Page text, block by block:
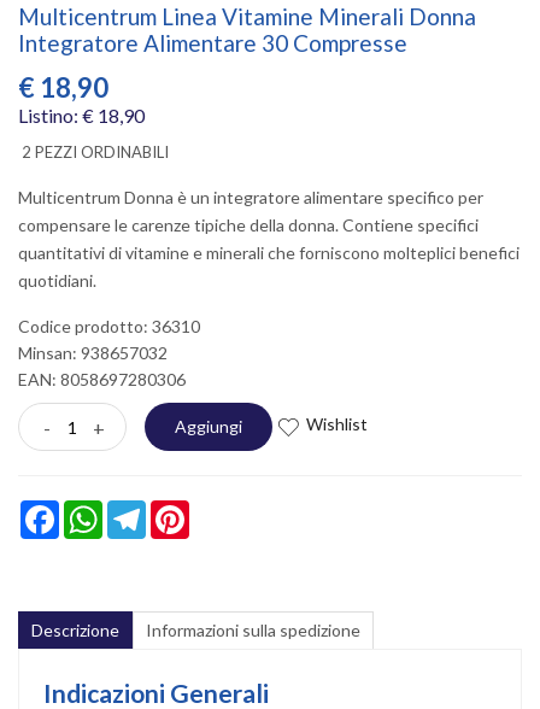
Multicentrum Linea Vitamine Minerali Donna
Integratore Alimentare 30 Compresse
€ 18,90
Listino: € 18,90
2 PEZZI ORDINABILI
Multicentrum Donna è un integratore alimentare specifico per
compensare le carenze tipiche della donna. Contiene specifici
quantitativi di vitamine e minerali che forniscono molteplici benefici
quotidiani.
Codice prodotto: 36310
Minsan: 938657032
EAN: 8058697280306
- + Aggiungi Wishlist
FacebookWhatsAppTelegram
Descrizione Informazioni sulla spedizione
Indicazioni Generali